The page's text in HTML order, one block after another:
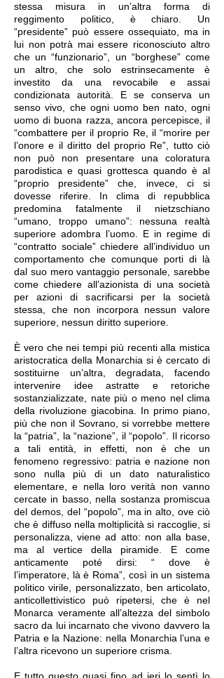
stessa misura in un’altra forma di
reggimento politico, è chiaro. Un
“presidente” può essere ossequiato, ma in
lui non potrà mai essere riconosciuto altro
che un “funzionario”, un “borghese” come
un altro, che solo estrinsecamente è
investito da una revocabile e assai
condizionata autorità. E se conserva un
senso vivo, che ogni uomo ben nato, ogni
uomo di buona razza, ancora percepisce, il
“combattere per il proprio Re, il “morire per
l’onore e il diritto del proprio Re”, tutto ciò
non può non presentare una coloratura
parodistica e quasi grottesca quando è al
“proprio presidente” che, invece, ci si
dovesse riferire. In clima di repubblica
predomina fatalmente il nietzschiano
“umano, troppo umano”: nessuna realtà
superiore adombra l’uomo. E in regime di
“contratto sociale” chiedere all’individuo un
comportamento che comunque porti di là
dal suo mero vantaggio personale, sarebbe
come chiedere all’azionista di una società
per azioni di sacrificarsi per la società
stessa, che non incorpora nessun valore
superiore, nessun diritto superiore.
È vero che nei tempi più recenti alla mistica
aristocratica della Monarchia si è cercato di
sostituirne un’altra, degradata, facendo
intervenire idee astratte e retoriche
sostanzializzate, nate più o meno nel clima
della rivoluzione giacobina. In primo piano,
più che non il Sovrano, si vorrebbe mettere
la “patria”, la “nazione”, il “popolo”. Il ricorso
a tali entità, in effetti, non è che un
fenomeno regressivo: patria e nazione non
sono nulla più di un dato naturalistico
elementare, e nella loro verità non vanno
cercate in basso, nella sostanza promiscua
del demos, del “popolo”, ma in alto, ove ciò
che è diffuso nella moltiplicità si raccoglie, si
personalizza, viene ad atto: non alla base,
ma al vertice della piramide. E come
anticamente poté dirsi: “ dove è
l’imperatore, là è Roma”, così in un sistema
politico virile, personalizzato, ben articolato,
anticollettivistico può ripetersi, che è nel
Monarca veramente all’altezza del simbolo
sacro da lui incarnato che vivono davvero la
Patria e la Nazione: nella Monarchia l’una e
l’altra ricevono un superiore crisma.